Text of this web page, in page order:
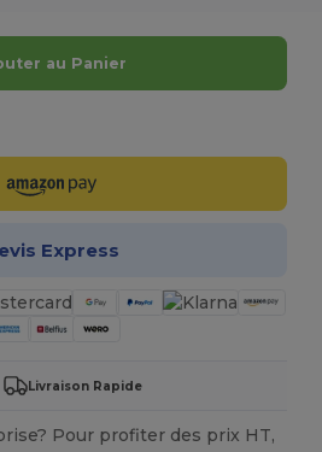
au Panier
Express
Livraison Rapide
Pour profiter des prix HT,